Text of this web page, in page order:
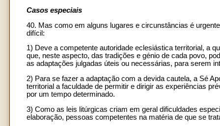
Casos especiais
40. Mas como em alguns lugares e circunstâncias é
difícil:
1) Deve a competente autoridade eclesiástica territorial, a
que, neste aspecto, das tradições e génio de cada povo,
as adaptações julgadas úteis ou necessárias, para serem
2) Para se fazer a adaptação com a devida cautela, a Sé
territorial a faculdade de permitir e dirigir as experiências
por um tempo determinado.
3) Como as leis litúrgicas criam em geral dificuldades
elaboração, pessoas competentes na matéria de que se